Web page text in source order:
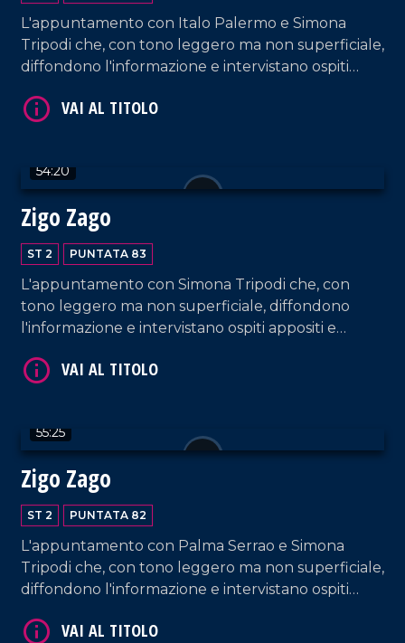
L'appuntamento con Italo Palermo e Simona
Tripodi che, con tono leggero ma non superficiale,
diffondono l'informazione e intervistano ospiti
Lamezia Terme.
54:20
Zigo Zago
ST 2 PUNTATA 83
L'appuntamento con Simona Tripodi che, con
tono leggero ma non superficiale, diffondono
l'informazione e intervistano ospiti appositi e
Terme.
VAI AL TITOLO
55:25
Zigo Zago
ST 2 PUNTATA 82
L'appuntamento con Palma Serrao e Simona
Tripodi che, con tono leggero ma non superficiale,
diffondono l'informazione e intervistano ospiti
Lamezia Terme.
VAI AL TITOLO
VAI AL TITOLO